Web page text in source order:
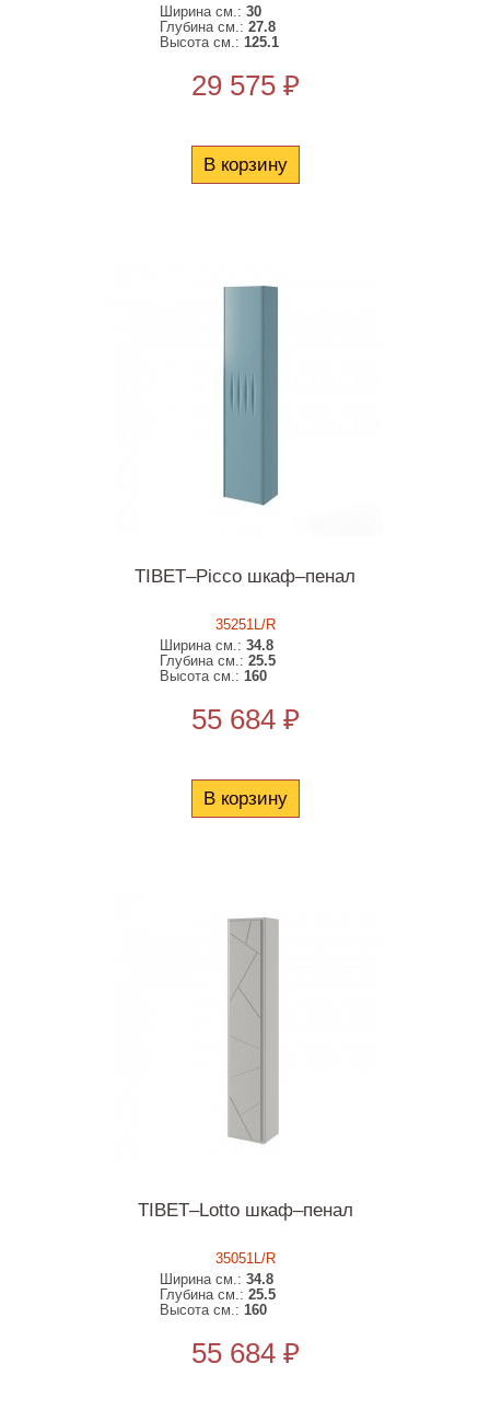
Ширина см.:30
Глубина см.:27.8
Высота см.:125.1
29 575 ₽
В корзину
TIBET–Picco шкаф–пенал
35251L/R
Ширина см.:34.8
Глубина см.:25.5
Высота см.:160
55 684 ₽
В корзину
TIBET–Lotto шкаф–пенал
35051L/R
Ширина см.:34.8
Глубина см.:25.5
Высота см.:160
55 684 ₽